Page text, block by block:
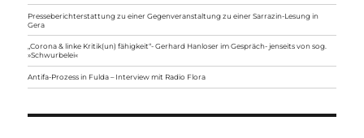
Presseberichterstattung zu einer Gegenveranstaltung zu einer Sarrazin-Lesung in
Gera
„Corona & linke Kritik(un) fähigkeit“- Gerhard Hanloser im Gespräch- jenseits von sog.
»Schwurbelei«
Antifa-Prozess in Fulda – Interview mit Radio Flora